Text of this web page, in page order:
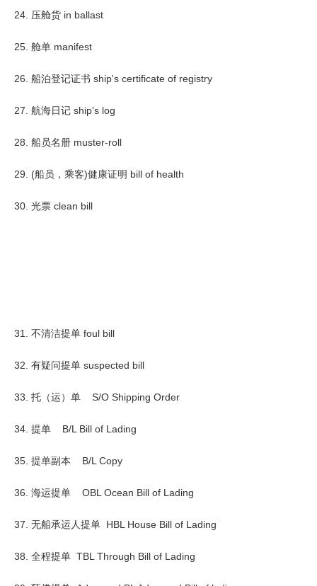
24. 压舱货 in ballast
25. 舱单 manifest
26. 船泊登记证书 ship's certificate of registry
27. 航海日记 ship's log
28. 船员名册 muster-roll
29. (船员，乘客)健康证明 bill of health
30. 光票 clean bill
31. 不清洁提单 foul bill
32. 有疑问提单 suspected bill
33. 托（运）单 S/O Shipping Order
34. 提单 B/L Bill of Lading
35. 提单副本 B/L Copy
36. 海运提单 OBL Ocean Bill of Lading
37. 无船承运人提单 HBL House Bill of Lading
38. 全程提单 TBL Through Bill of Lading